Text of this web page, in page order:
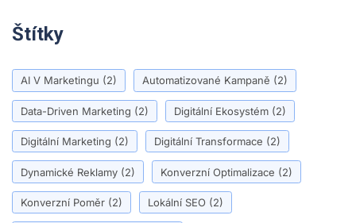
Štítky
AI V Marketingu (2) Automatizované Kampaně (2)
Data-Driven Marketing (2) Digitální Ekosystém (2)
Digitální Marketing (2) Digitální Transformace (2)
Dynamické Reklamy (2) Konverzní Optimalizace (2)
Konverzní Poměr (2) Lokální SEO (2)